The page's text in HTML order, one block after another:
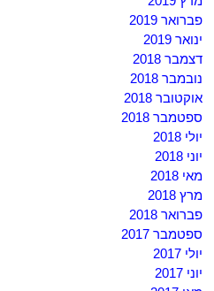
פברואר 2019
ינואר 2019
דצמבר 2018
נובמבר 2018
אוקטובר 2018
ספטמבר 2018
יולי 2018
יוני 2018
מאי 2018
מרץ 2018
פברואר 2018
ספטמבר 2017
יולי 2017
יוני 2017